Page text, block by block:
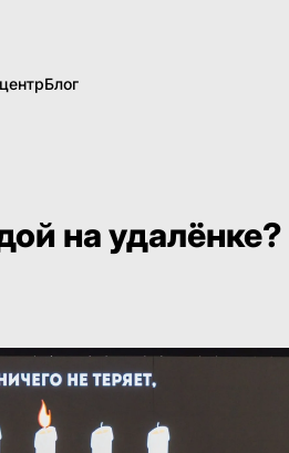
Блог
на удалёнке?